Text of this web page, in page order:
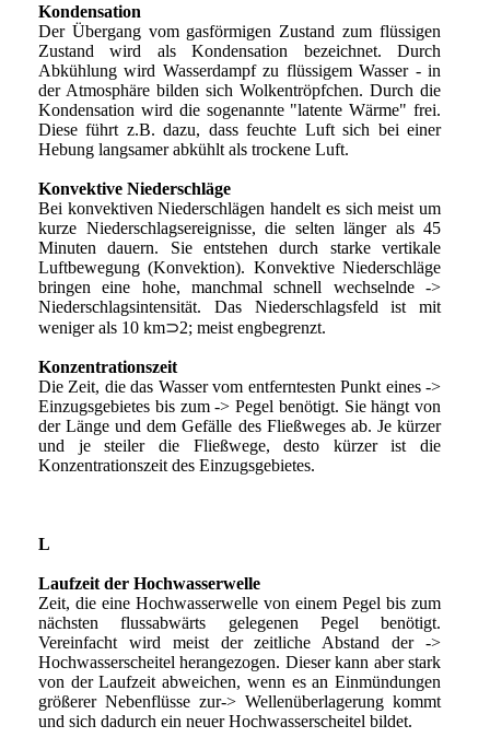
Kondensation
Der Übergang vom gasförmigen Zustand zum flüssigen
Zustand wird als Kondensation bezeichnet. Durch
Abkühlung wird Wasserdampf zu flüssigem Wasser - in
der Atmosphäre bilden sich Wolkentröpfchen. Durch die
Kondensation wird die sogenannte "latente Wärme" frei.
Diese führt z.B. dazu, dass feuchte Luft sich bei einer
Hebung langsamer abkühlt als trockene Luft.
Konvektive Niederschläge
Bei konvektiven Niederschlägen handelt es sich meist um
kurze Niederschlagsereignisse, die selten länger als 45
Minuten dauern. Sie entstehen durch starke vertikale
Luftbewegung (Konvektion). Konvektive Niederschläge
bringen eine hohe, manchmal schnell wechselnde ->
Niederschlagsintensität. Das Niederschlagsfeld ist mit
weniger als 10 km⊃2; meist engbegrenzt.
Konzentrationszeit
Die Zeit, die das Wasser vom entferntesten Punkt eines ->
Einzugsgebietes bis zum -> Pegel benötigt. Sie hängt von
der Länge und dem Gefälle des Fließweges ab. Je kürzer
und je steiler die Fließwege, desto kürzer ist die
Konzentrationszeit des Einzugsgebietes.
L
Laufzeit der Hochwasserwelle
Zeit, die eine Hochwasserwelle von einem Pegel bis zum
nächsten flussabwärts gelegenen Pegel benötigt.
Vereinfacht wird meist der zeitliche Abstand der ->
Hochwasserscheitel herangezogen. Dieser kann aber stark
von der Laufzeit abweichen, wenn es an Einmündungen
größerer Nebenflüsse zur-> Wellenüberlagerung kommt
und sich dadurch ein neuer Hochwasserscheitel bildet.